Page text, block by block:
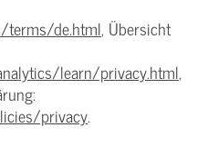
terms/de.html, Übersicht
learn/privacy.html,
privacy.